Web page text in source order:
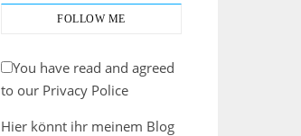
FOLLOW ME
You have read and agreed
to our Privacy Police
Hier könnt ihr meinem Blog